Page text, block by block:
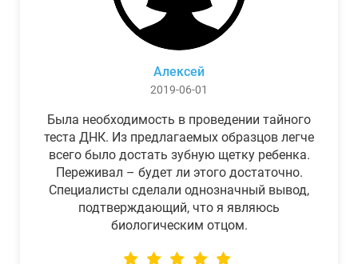
Алексей
2019-06-01
Была необходимость в проведении тайного
теста ДНК. Из предлагаемых образцов легче
всего было достать зубную щетку ребенка.
Переживал – будет ли этого достаточно.
Специалисты сделали однозначный вывод,
подтверждающий, что я являюсь
биологическим отцом.